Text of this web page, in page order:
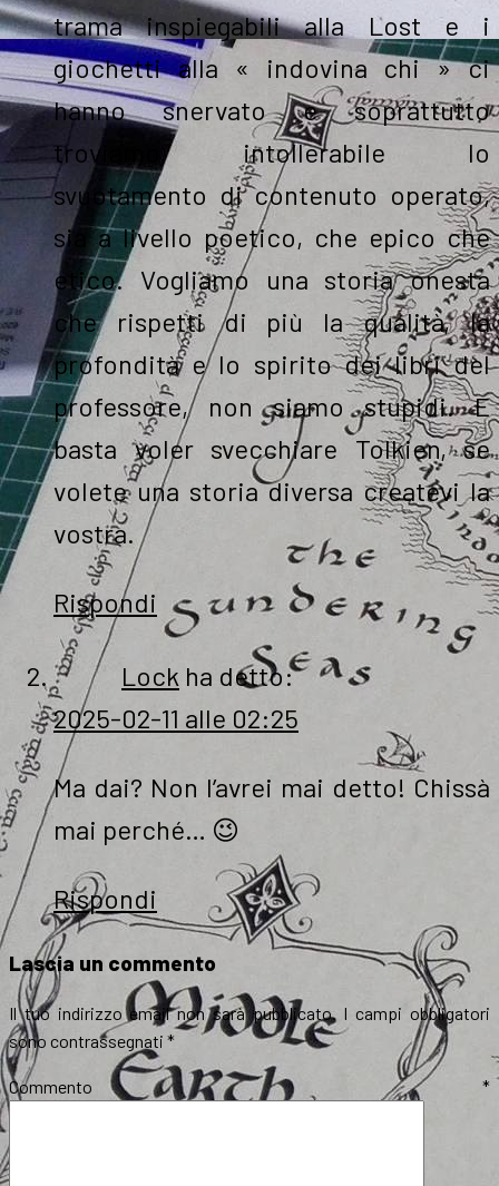
trama inspiegabili alla Lost e i
giochetti alla « indovina chi » ci
hanno snervato e soprattutto
troviamo intollerabile lo
svuotamento di contenuto operato,
sia a livello poetico, che epico che
etico. Vogliamo una storia onesta
che rispetti di più la qualità, la
profondità e lo spirito dei libri del
professore, non siamo stupidi. E
basta voler svecchiare Tolkien, se
volete una storia diversa createvi la
vostra.
Rispondi
Lock ha detto:
2025-02-11 alle 02:25
Ma dai? Non l’avrei mai detto! Chissà
mai perché… 😉
Rispondi
Lascia un commento
Il tuo indirizzo email non sarà pubblicato. I campi obbligatori
sono contrassegnati *
Commento *